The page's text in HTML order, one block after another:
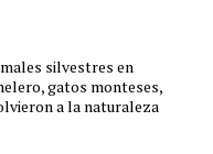
silvestres en
gatos monteses,
a la naturaleza